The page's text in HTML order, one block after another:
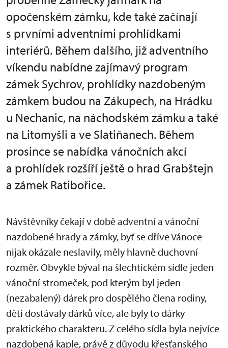
opočenském zámku, kde také začínají
s prvními adventními prohlídkami
interiérů. Během dalšího, již adventního
víkendu nabídne zajímavý program
zámek Sychrov, prohlídky nazdobeným
zámkem budou na Zákupech, na Hrádku
u Nechanic, na náchodském zámku a také
na Litomyšli a ve Slatiňanech. Během
prosince se nabídka vánočních akcí
a prohlídek rozšíří ještě o hrad Grabštejn
a zámek Ratibořice.
Návštěvníky čekají v době adventní a vánoční
nazdobené hrady a zámky, byť se dříve Vánoce
nijak okázale neslavily, měly hlavně duchovní
rozměr. Obvykle býval na šlechtickém sídle jeden
vánoční stromeček, pod kterým byl jeden
(nezabalený) dárek pro dospělého člena rodiny,
děti dostávaly dárků více, ale byly to dárky
praktického charakteru. Z celého sídla byla nejvíce
nazdobená kaple, právě z důvodu křesťanského